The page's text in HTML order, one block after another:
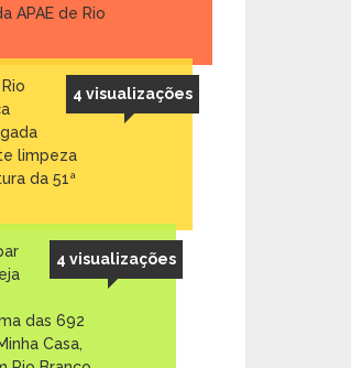
APAE de Rio
4 visualizações
limpeza
da 51ª
4 visualizações
das 692
Casa,